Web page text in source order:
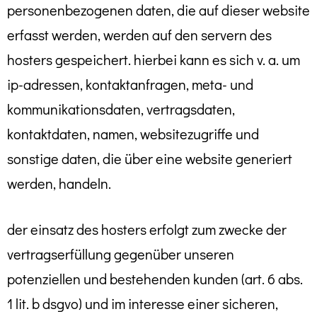
personenbezogenen daten, die auf dieser website
erfasst werden, werden auf den servern des
hosters gespeichert. hierbei kann es sich v. a. um
ip-adressen, kontaktanfragen, meta- und
kommunikationsdaten, vertragsdaten,
kontaktdaten, namen, websitezugriffe und
sonstige daten, die über eine website generiert
werden, handeln.
der einsatz des hosters erfolgt zum zwecke der
vertragserfüllung gegenüber unseren
potenziellen und bestehenden kunden (art. 6 abs.
1 lit. b dsgvo) und im interesse einer sicheren,